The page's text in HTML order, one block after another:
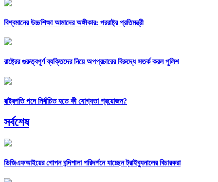
বিশ্বমানের উচ্চশিক্ষা আমাদের অঙ্গীকার: পররাষ্ট্র প্রতিমন্ত্রী
রাষ্ট্রের গুরুত্বপূর্ণ ব্যক্তিদের নিয়ে অপপ্রচারের বিরুদ্ধে সতর্ক করল পুলিশ
রাষ্ট্রপতি পদে নির্বাচিত হতে কী যোগ্যতা প্রয়োজন?
সর্বশেষ
ডিজিএফআইয়ের গোপন বন্দিশালা পরিদর্শনে যাচ্ছেন ট্রাইব্যুনালের বিচারকরা